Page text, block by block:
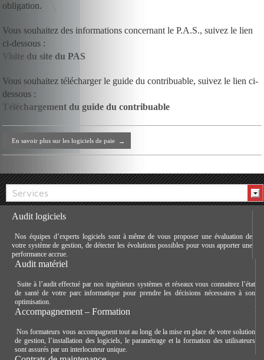
obligation.
Vous souhaitez des informations concernant le P.A.S., suivez le lien
ci-dessous :
Visite du site du PAS
Vous souhaitez télécharger le guide du contribuable, suivez le lien ci-
dessous :
Téléchargement du guide du contribuable
En savoir plus sur les logiciels de paie →
Services
Audit logiciels
Nos équipes d’experts logiciels sont à même de vous proposer une évaluation de
votre système de gestion, de détecter les évolutions possibles pour vous apporter une
performance accrue.
Audit matériel
Suite à l’audit effectué par nos ingénieurs systèmes et réseaux vous connaitrez l’état
de santé de votre parc informatique pour prendre les décisions nécessaires à son
optimisation.
Accompagnement – Formation
Nos formateurs vous accompagnent tout au long de la mise en place de votre solution
de gestion, l’installation des logiciels, le paramétrage et la formation des utilisateurs
sont assurés par un interlocuteur unique.